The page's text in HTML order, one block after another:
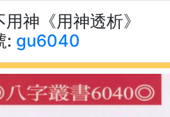
用神《用神透析》
: gu6040